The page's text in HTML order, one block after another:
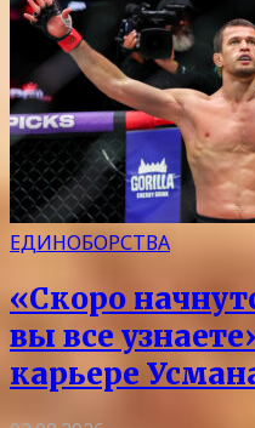
ЕДИНОБОРСТВА
«Скоро
вы все
карьере